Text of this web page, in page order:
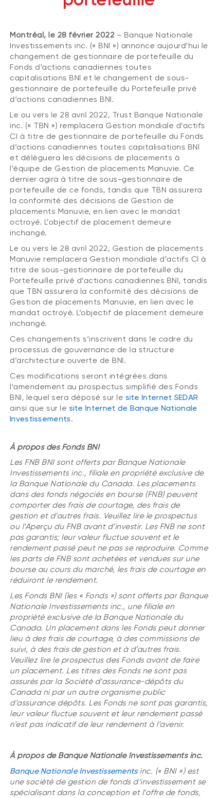
FNB de rotation thématique BNI (NTHM)
FNB durables
SOLUTIONS DE PORTEFEUILLE
Liste des solutions de portefeuille BNI
Portefeuilles FNB BNI
Portefeuilles Méritage
Portefeuilles durables BNI
PLACEMENTS ALTERNATIFS
Placements privés
FNB d’investissements alternatifs
liquides
SOLUTIONS DE LIQUIDITÉ
Compte Surintérêt Altamira BNI
CPG à taux fixe
CATÉGORIES D'ACTIFS
Actions
Fonds équilibré
Marché monétaire
Revenu fixe
Articles
Balados
Vidéos
Livres blancs
DOCUMENTS RÉGLEMENTAIRES
Prospectus
Rapports annuels
Aperçus de fonds
Vote par procuration
Addendas
Relevés SPEP
Déclaration de principes sur les conflits
d’intérêts (PDF)
CONNEXION REQUISE
Portail de formation continue
Événements
Webinaires
Énoncé politique de placement
(Portefeuilles Méritage)
Montréal, le 28 février 2022 – Banque Nationale
Investissements inc. (« BNI ») annonce aujourd’hui le
changement de gestionnaire de portefeuille du
Fonds d’actions canadiennes toutes
capitalisations BNI et le changement de sous-
gestionnaire de portefeuille du Portefeuille privé
d’actions canadiennes BNI.
Le ou vers le 28 avril 2022, Trust Banque Nationale
inc. (« TBN ») remplacera Gestion mondiale d’actifs
CI à titre de gestionnaire de portefeuille du Fonds
d’actions canadiennes toutes capitalisations BNI
et déléguera les décisions de placements à
l’équipe de Gestion de placements Manuvie. Ce
dernier agira à titre de sous-gestionnaire de
portefeuille de ce fonds, tandis que TBN assurera
la conformité des décisions de Gestion de
placements Manuvie, en lien avec le mandat
octroyé. L’objectif de placement demeure
inchangé.
Le ou vers le 28 avril 2022, Gestion de placements
Manuvie remplacera Gestion mondiale d’actifs CI à
titre de sous-gestionnaire de portefeuille du
Portefeuille privé d’actions canadiennes BNI, tandis
que TBN assurera la conformité des décisions de
Gestion de placements Manuvie, en lien avec le
mandat octroyé. L’objectif de placement demeure
inchangé.
Ces changements s’inscrivent dans le cadre du
processus de gouvernance de la structure
d’architecture ouverte de BNI.
Ces modifications seront intégrées dans
l’amendement au prospectus simplifié des Fonds
BNI, lequel sera déposé sur le site Internet SEDAR
ainsi que sur le site Internet de Banque Nationale
Investissements.
À propos des Fonds BNI
Les FNB BNI sont offerts par Banque Nationale
Investissements inc., filiale en propriété exclusive de
la Banque Nationale du Canada. Les placements
dans des fonds négociés en bourse (FNB) peuvent
comporter des frais de courtage, des frais de
gestion et d’autres frais. Veuillez lire le prospectus
ou l’Aperçu du FNB avant d’investir. Les FNB ne sont
pas garantis; leur valeur fluctue souvent et le
rendement passé peut ne pas se reproduire. Comme
les parts de FNB sont achetées et vendues sur une
bourse au cours du marché, les frais de courtage en
réduiront le rendement.
Les Fonds BNI (les « Fonds ») sont offerts par Banque
Nationale Investissements inc., une filiale en
propriété exclusive de la Banque Nationale du
Canada. Un placement dans les Fonds peut donner
lieu à des frais de courtage, à des commissions de
suivi, à des frais de gestion et à d’autres frais.
Veuillez lire le prospectus des Fonds avant de faire
un placement. Les titres des Fonds ne sont pas
assurés par la Société d’assurance-dépôts du
Canada ni par un autre organisme public
d’assurance dépôts. Les Fonds ne sont pas garantis,
leur valeur fluctue souvent et leur rendement passé
n’est pas indicatif de leur rendement à l’avenir.
À propos de Banque Nationale Investissements inc.
Banque Nationale Investissementsinc. (« BNI ») est
une société de gestion de fonds d’investissement se
spécialisant dans la conception et l’offre de fonds,